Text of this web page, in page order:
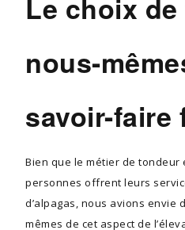
nous-
savoir-faire
Bien que le métier de
personnes offrent leurs
d’alpagas, nous avions envie
mêmes de cet aspect de